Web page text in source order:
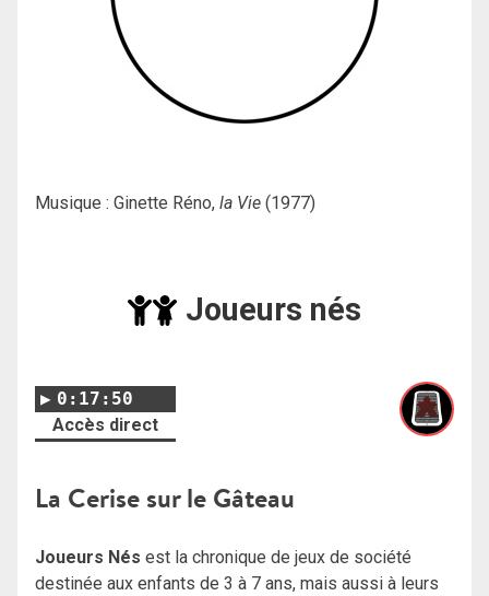
Musique : Ginette Réno, la Vie (1977)
Joueurs nés
0:17:50
Accès direct
La Cerise sur le Gâteau
Joueurs Nés est la chronique de jeux de société
destinée aux enfants de 3 à 7 ans, mais aussi à leurs